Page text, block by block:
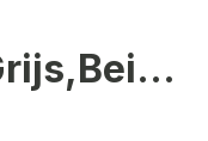
Kayaan Fauteil Grijs,Beige